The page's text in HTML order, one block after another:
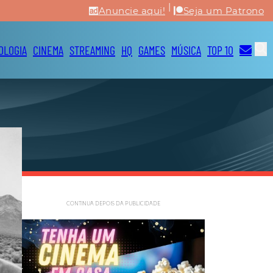
Anuncie aqui! | Seja um Patrono
CINEMA STREAMING HQ GAMES MÚSICA TOP 10
CONTINUA DEPOIS DA PUBLICIDADE